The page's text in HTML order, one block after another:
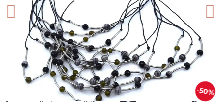
50%